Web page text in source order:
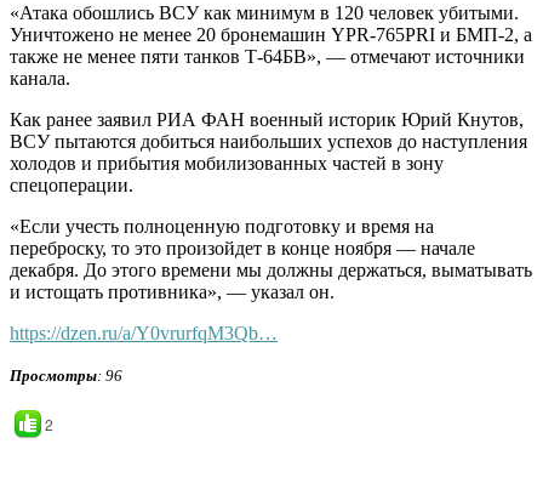
«Атака обошлись ВСУ как минимум в 120 человек убитыми.
Уничтожено не менее 20 бронемашин YPR-765PRI и БМП-2, а
также не менее пяти танков Т-64БВ», — отмечают источники
канала.
Как ранее заявил РИА ФАН военный историк Юрий Кнутов,
ВСУ пытаются добиться наибольших успехов до наступления
холодов и прибытия мобилизованных частей в зону
спецоперации.
«Если учесть полноценную подготовку и время на
переброску, то это произойдет в конце ноября — начале
декабря. До этого времени мы должны держаться, выматывать
и истощать противника», — указал он.
https://dzen.ru/a/Y0vrurfqM3Qb…
Просмотры: 96
2